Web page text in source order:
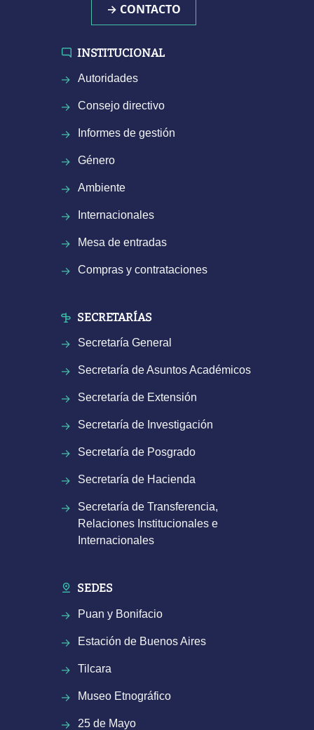
→ CONTACTO
INSTITUCIONAL
Autoridades
Consejo directivo
Informes de gestión
Género
Ambiente
Internacionales
Mesa de entradas
Compras y contrataciones
SECRETARÍAS
Secretaría General
Secretaría de Asuntos Académicos
Secretaría de Extensión
Secretaría de Investigación
Secretaría de Posgrado
Secretaría de Hacienda
Secretaría de Transferencia,
Relaciones Institucionales e
Internacionales
SEDES
Puan y Bonifacio
Estación de Buenos Aires
Tilcara
Museo Etnográfico
25 de Mayo